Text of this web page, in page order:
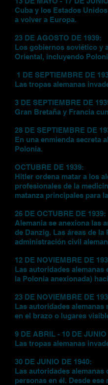
Cuba y los Estados
a volver a Europa.
23 DE AGOSTO DE 1939:
Los gobiernos soviético y
Oriental, incluyendo
1 DE SEPTIEMBRE DE
Las tropas alemanas
3 DE SEPTIEMBRE DE
Gran Bretaña y Francia
28 DE SEPTIEMBRE DE
En una enmienda secreta
Polonia.
OCTUBRE DE 1939:
Hitler ordena matar a los
profesionales de la
matanza principales para
26 DE OCTUBRE DE 1939:
Alemania se anexiona las
de Danzig. Las áreas de
administración civil
12 DE NOVIEMBRE DE
Las autoridades
la Polonia anexionada)
23 DE NOVIEMBRE DE
Las autoridades
en el brazo o lugares
9 DE ABRIL - 10 DE JUNIO
Las tropas alemanas
30 DE JUNIO DE 1940:
Las autoridades
personas en él. Desde